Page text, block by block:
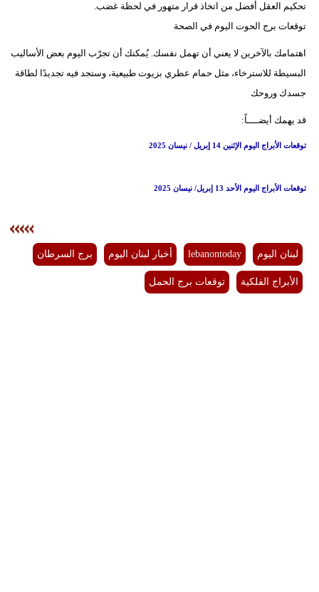
تحكيم العقل أفضل من اتخاذ قرار متهور في لحظة غضب.
توقعات برج الحوت اليوم في الصحة
اهتمامك بالآخرين لا يعني أن تهمل نفسك. يُمكنك أن تجرّب اليوم بعض الأساليب
البسيطة للاسترخاء، مثل حمام عطري بزيوت طبيعية، وستجد فيه تجديدًا لطاقة
جسدك وروحك
قد يهمك أيضــــاً:
توقعات الأبراج اليوم الإثنين 14 إبريل / نيسان 2025
توقعات الأبراج اليوم الأحد 13 إبريل/ نيسان 2025
لبنان اليوم lebanontoday أخبار لبنان اليوم برج السرطان
الأبراج الفلكية توقعات برج الحمل